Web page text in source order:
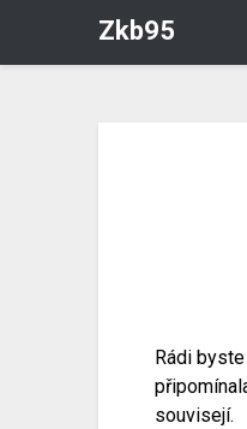
Zkb95
Rádi
souvisejí.